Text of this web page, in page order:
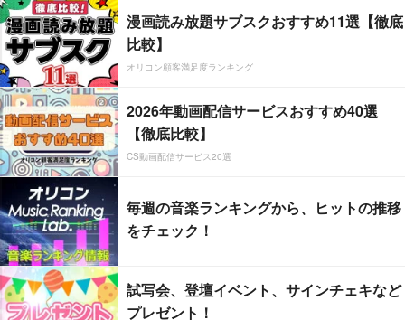
漫画読み放題サブスクおすすめ11選【徹底
比較】
オリコン顧客満足度ランキング
2026年動画配信サービスおすすめ40選
【徹底比較】
CS動画配信サービス20選
毎週の音楽ランキングから、ヒットの推移
をチェック！
試写会、登壇イベント、サインチェキなど
プレゼント！